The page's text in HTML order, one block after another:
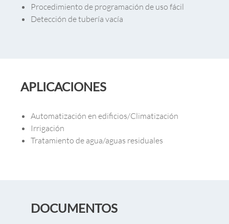
Procedimiento de programación de uso fácil
Detección de tubería vacía
APLICACIONES
Automatización en edificios/Climatización
Irrigación
Tratamiento de agua/aguas residuales
DOCUMENTOS